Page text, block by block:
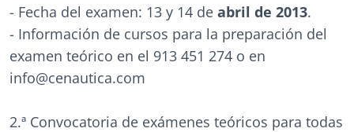
- Fecha del examen: 13 y 14 de abril de 2013.
- Información de cursos para la preparación del
examen teórico en el 913 451 274 o en
info@cenautica.com
2.ª Convocatoria de exámenes teóricos para todas